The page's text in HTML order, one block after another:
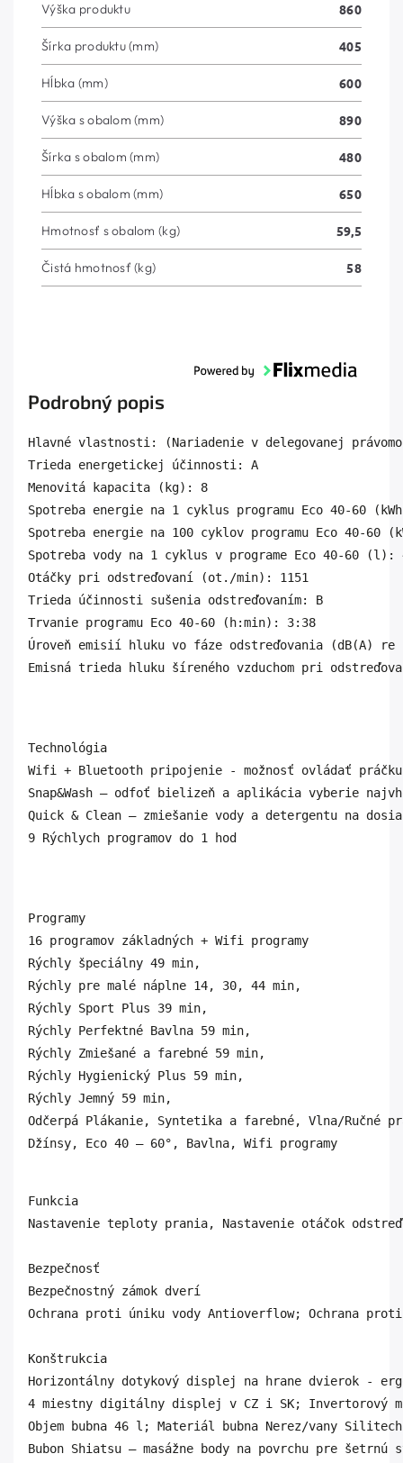
Výška produktu 860
Šírka produktu (mm) 405
Hĺbka (mm) 600
Výška s obalom (mm) 890
Šírka s obalom (mm) 480
Hĺbka s obalom (mm) 650
Hmotnosť s obalom (kg) 59,5
Čistá hmotnosť (kg) 58
Podrobný popis
Hlavné vlastnosti: (Nariadenie v delegovanej
Trieda energetickej účinnosti: A
Menovitá kapacita (kg): 8
Spotreba energie na 1 cyklus programu Eco 40-60
Spotreba energie na 100 cyklov programu Eco 40-60
Spotreba vody na 1 cyklus v programe Eco 40-60 (l):
Otáčky pri odstreďovaní (ot./min): 1151
Trieda účinnosti sušenia odstreďovaním: B
Trvanie programu Eco 40-60 (h:min): 3:38
Úroveň emisií hluku vo fáze odstreďovania (dB(A) re
Emisná trieda hluku šíreného vzduchom pri
Technológia
Wifi + Bluetooth pripojenie - možnosť ovládať
Snap&Wash – odfoť bielizeň a aplikácia vyberie
Quick & Clean – zmiešanie vody a detergentu na
9 Rýchlych programov do 1 hod
Programy
16 programov základných + Wifi programy
Rýchly špeciálny 49 min,
Rýchly pre malé náplne 14, 30, 44 min,
Rýchly Sport Plus 39 min,
Rýchly Perfektné Bavlna 59 min,
Rýchly Zmiešané a farebné 59 min,
Rýchly Hygienický Plus 59 min,
Rýchly Jemný 59 min,
Odčerpá Plákanie, Syntetika a farebné, Vlna/Ručné
Džínsy, Eco 40 – 60°, Bavlna, Wifi programy
Funkcia
Nastavenie teploty prania, Nastavenie otáčok
Bezpečnosť
Bezpečnostný zámok dverí
Ochrana proti úniku vody Antioverflow; Ochrana proti
Konštrukcia
Horizontálny dotykový displej na hrane dvierok -
4 miestny digitálny displej v CZ i SK; Invertorový
Objem bubna 46 l; Materiál bubna Nerez/vany Silitech
Bubon Shiatsu – masážne body na povrchu pre